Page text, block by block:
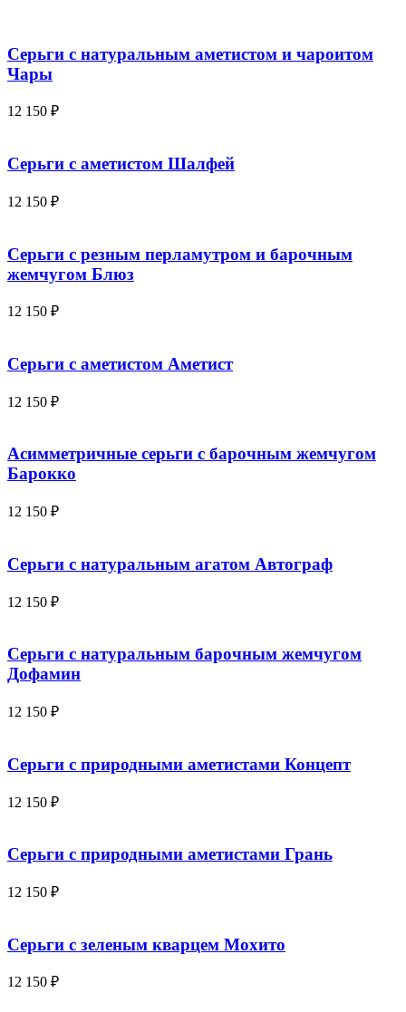
Серьги с натуральным аметистом и чароитом
Чары
12 150 ₽
Серьги с аметистом Шалфей
12 150 ₽
Серьги с резным перламутром и барочным
жемчугом Блюз
12 150 ₽
Серьги с аметистом Аметист
12 150 ₽
Асимметричные серьги с барочным жемчугом
Барокко
12 150 ₽
Серьги с натуральным агатом Автограф
12 150 ₽
Серьги с натуральным барочным жемчугом
Дофамин
12 150 ₽
Серьги с природными аметистами Концепт
12 150 ₽
Серьги с природными аметистами Грань
12 150 ₽
Серьги с зеленым кварцем Мохито
12 150 ₽